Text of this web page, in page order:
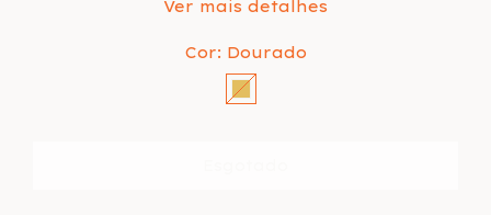
Ver mais detalhes
Cor: Dourado